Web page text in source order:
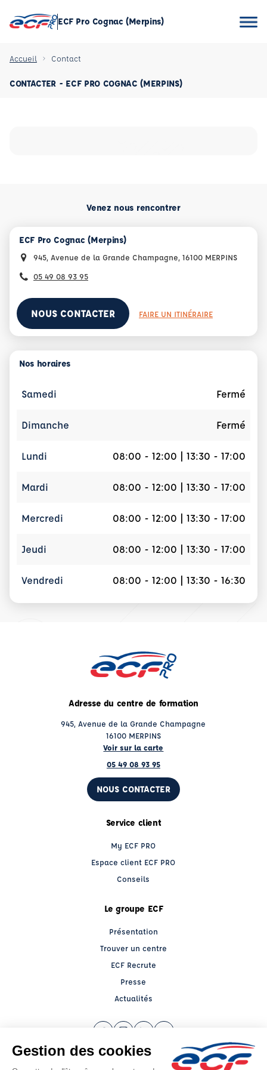
ECF Pro Cognac (Merpins)
Accueil Contact
CONTACTER - ECF PRO COGNAC (MERPINS)
Venez nous rencontrer
ECF Pro Cognac (Merpins)
945, Avenue de la Grande Champagne, 16100 MERPINS
05 49 08 93 95
NOUS CONTACTER FAIRE UN ITINÉRAIRE
Nos horaires
Samedi Fermé
Dimanche Fermé
Lundi 08:00 - 12:00 | 13:30 - 17:00
Mardi 08:00 - 12:00 | 13:30 - 17:00
Mercredi 08:00 - 12:00 | 13:30 - 17:00
Jeudi 08:00 - 12:00 | 13:30 - 17:00
Vendredi 08:00 - 12:00 | 13:30 - 16:30
Adresse du centre de formation
945, Avenue de la Grande Champagne
16100 MERPINS
Voir sur la carte
05 49 08 93 95
NOUS CONTACTER
Service client
My ECF PRO
Espace client ECF PRO
Conseils
Le groupe ECF
Présentation
Trouver un centre
ECF Recrute
Presse
Actualités
Facebook (nouvelle fenêtre)
Instagram (nouvelle fenêtre)
LinkedIn (nouvelle fenêtre)
YouTube (nouvelle
Raison sociale : ECF CER CENTRE ATLANTIQUE - IFP - Capital social: 2500000€